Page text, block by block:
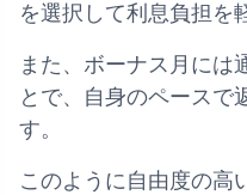
を選択して利息負担を
また、ボーナス月には
とで、自身のペースで
す。
このように自由度の高